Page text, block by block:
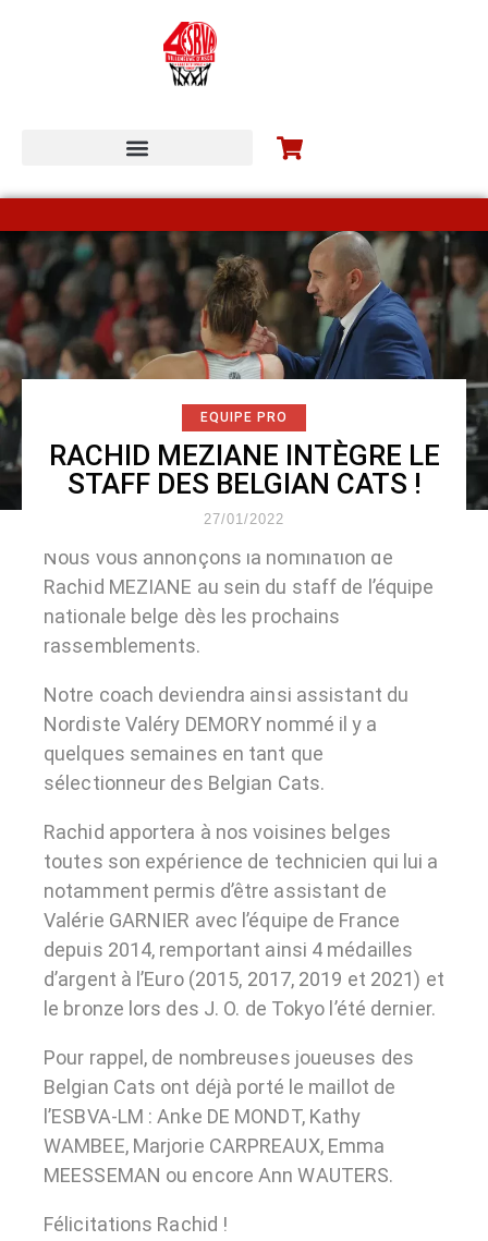
EQUIPE PRO
RACHID MEZIANE INTÈGRE LE
STAFF DES BELGIAN CATS !
27/01/2022
Nous vous annonçons la nomination de
Rachid MEZIANE au sein du staff de l’équipe
nationale belge dès les prochains
rassemblements.
Notre coach deviendra ainsi assistant du
Nordiste Valéry DEMORY nommé il y a
quelques semaines en tant que
sélectionneur des Belgian Cats.
Rachid apportera à nos voisines belges
toutes son expérience de technicien qui lui a
notamment permis d’être assistant de
Valérie GARNIER avec l’équipe de France
depuis 2014, remportant ainsi 4 médailles
d’argent à l’Euro (2015, 2017, 2019 et 2021) et
le bronze lors des J. O. de Tokyo l’été dernier.
Pour rappel, de nombreuses joueuses des
Belgian Cats ont déjà porté le maillot de
l’ESBVA-LM : Anke DE MONDT, Kathy
WAMBEE, Marjorie CARPREAUX, Emma
MEESSEMAN ou encore Ann WAUTERS.
Félicitations Rachid !